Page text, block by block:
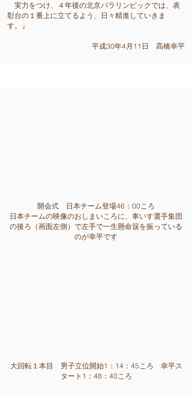
実力をつけ、４年後の北京パラリンピックでは、表
彰台の１番上に立てるよう、日々精進していきま
す。』
​平成30年4月11日 髙橋幸平
​開会式 日本チーム登場46：00ころ
日本チームの映像のおしまいころに、車いす選手集団
の後ろ（画面左側）で左手で一生懸命簱を振っている
のが幸平です
​大回転１本目 男子立位開始1：14：45ころ 幸平ス
タート1：48：40ころ